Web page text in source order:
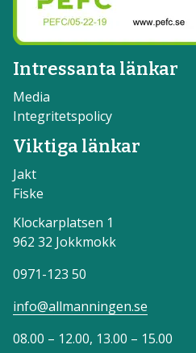
Intressanta länkar
Media
Integritetspolicy
Viktiga länkar
Jakt
Fiske
Klockarplatsen 1
962 32 Jokkmokk
0971-123 50
info@allmanningen.se
08.00 – 12.00, 13.00 – 15.00